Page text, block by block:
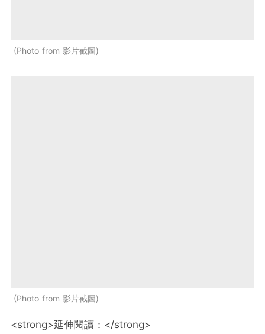
Photo from 影片截圖
Photo from 影片截圖
<strong>延伸閱讀：</strong>